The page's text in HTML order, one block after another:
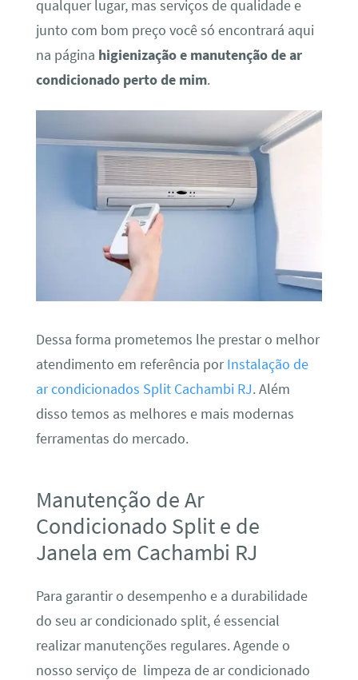
qualquer lugar, mas serviços de qualidade e
junto com bom preço você só encontrará aqui
na página higienização e manutenção de ar
condicionado perto de mim.
Dessa forma prometemos lhe prestar o melhor
atendimento em referência porInstalação de
ar condicionados Split Cachambi RJ. Além
disso temos as melhores e mais modernas
ferramentas do mercado.
Manutenção de Ar
Condicionado Split e de
Janela em Cachambi RJ
Para garantir o desempenho e a durabilidade
do seu ar condicionado split, é essencial
realizar manutenções regulares. Agende o
nosso serviço de limpeza de ar condicionado